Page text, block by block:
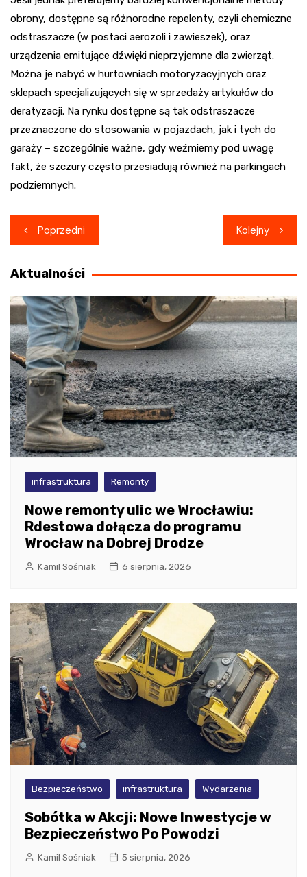
obrony, dostępne są różnorodne repelenty, czyli chemiczne
odstraszacze (w postaci aerozoli i zawieszek), oraz
urządzenia emitujące dźwięki nieprzyjemne dla zwierząt.
Można je nabyć w hurtowniach motoryzacyjnych oraz
sklepach specjalizujących się w sprzedaży artykułów do
deratyzacji. Na rynku dostępne są tak odstraszacze
przeznaczone do stosowania w pojazdach, jak i tych do
garaży – szczególnie ważne, gdy weźmiemy pod uwagę
fakt, że szczury często przesiadują również na parkingach
podziemnych.
Nawigacja
wpisu
Poprzedni Kolejny
Aktualności
infrastruktura Remonty
Nowe remonty ulic we Wrocławiu:
Rdestowa dołącza do programu
Wrocław na Dobrej Drodze
Kamil Sośniak 6 sierpnia, 2026
Bezpieczeństwo infrastruktura Wydarzenia
Sobótka w Akcji: Nowe Inwestycje w
Bezpieczeństwo Po Powodzi
Kamil Sośniak 5 sierpnia, 2026